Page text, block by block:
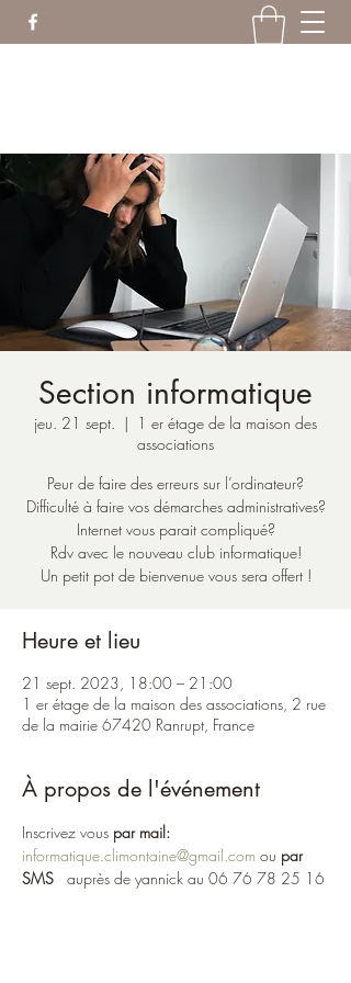
Section informatique
jeu. 21 sept.
  |
1 er étage de la maison des
associations
Peur de faire des erreurs sur l’ordinateur?
Difficulté à faire vos démarches administratives?
Internet vous parait compliqué?
Rdv avec le nouveau club informatique!
Un petit pot de bienvenue vous sera offert !
Heure et lieu
21 sept. 2023, 18:00 – 21:00
1 er étage de la maison des associations, 2 rue
de la mairie 67420 Ranrupt, France
À propos de l'événement
Inscrivez vous par mail:
informatique.climontaine@gmail.com ou par
SMS
auprès de yannick au 06 76 78 25 16